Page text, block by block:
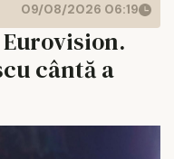
09/08/2026 06:19
cântă a